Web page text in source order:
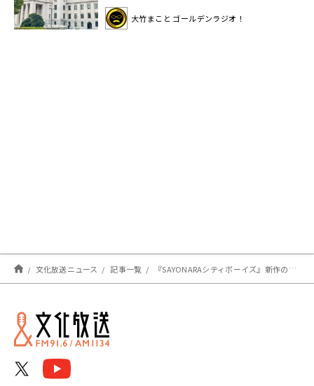
大竹まこと ゴールデンラジオ！
文化放送ニュース 記事一覧 『SAYONARAシティボーイズ』新作の特別番組＆前作のPodcast配信が決定！